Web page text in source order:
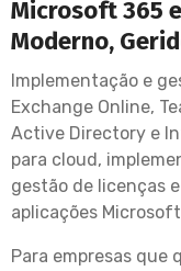
Microsoft 365
Moderno,
Implementação e
Exchange Online,
Active Directory e
para cloud,
gestão de licenças
aplicações
Para empresas que